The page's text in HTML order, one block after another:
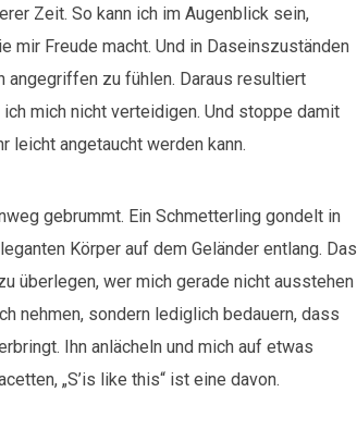
Zeit. So kann ich im Augenblick sein,
mir Freude macht. Und in Daseinszuständen
angegriffen zu fühlen. Daraus resultiert
mich nicht verteidigen. Und stoppe damit
leicht angetaucht werden kann.
gebrummt. Ein Schmetterling gondelt in
Körper auf dem Geländer entlang. Das
überlegen, wer mich gerade nicht ausstehen
nehmen, sondern lediglich bedauern, dass
Ihn anlächeln und mich auf etwas
„S’is like this“ ist eine davon.